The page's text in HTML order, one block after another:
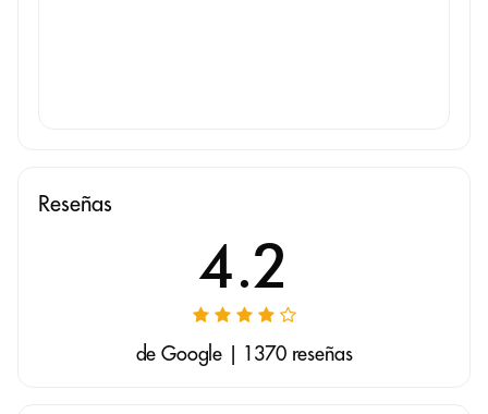
Reseñas
4.2
de Google | 1370 reseñas